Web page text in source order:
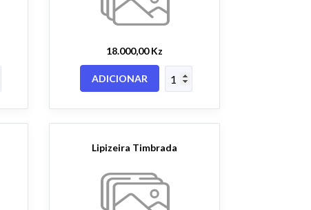
18.000,00 Kz
ADICIONAR
Lipizeira Timbrada